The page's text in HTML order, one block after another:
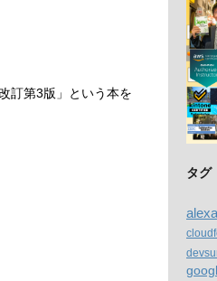
訂第3版」という本を
タグ
alexa